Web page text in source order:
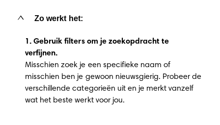
want
search
results
Zo werkt het:
1. Gebruik filters om je zoekopdracht te
verfijnen.
Misschien zoek je een specifieke naam of
misschien ben je gewoon nieuwsgierig. Probeer de
verschillende categorieën uit en je merkt vanzelf
wat het beste werkt voor jou.